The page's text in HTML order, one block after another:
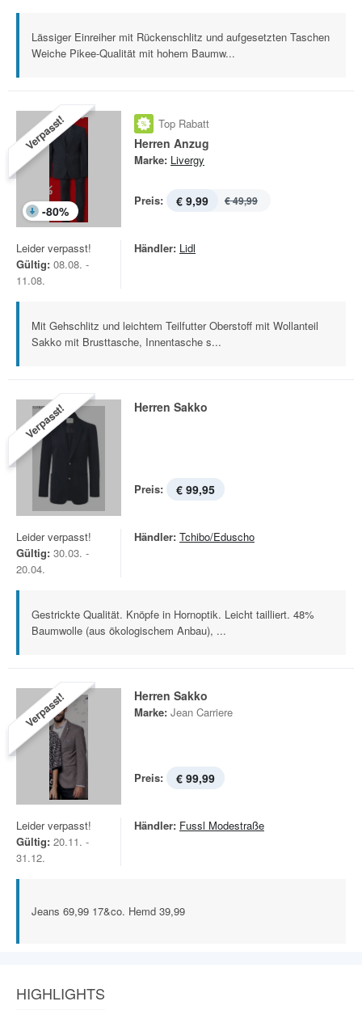
Lässiger Einreiher mit Rückenschlitz und aufgesetzten Taschen
Weiche Pikee-Qualität mit hohem Baumw...
Verpasst!
-80%
Top Rabatt
Herren Anzug
Marke: Livergy
Preis: € 9,99 € 49,99
Leider verpasst!
Gültig: 08.08. -
11.08.
Händler: Lidl
Mit Gehschlitz und leichtem Teilfutter Oberstoff mit Wollanteil
Sakko mit Brusttasche, Innentasche s...
Verpasst! Herren Sakko
Preis: € 99,95
Leider verpasst!
Gültig: 30.03. -
20.04.
Händler: Tchibo/Eduscho
Gestrickte Qualität. Knöpfe in Hornoptik. Leicht tailliert. 48%
Baumwolle (aus ökologischem Anbau), ...
Verpasst! Herren Sakko
Marke: Jean Carriere
Preis: € 99,99
Leider verpasst!
Gültig: 20.11. -
31.12.
Händler: Fussl Modestraße
Jeans 69,99 17&co. Hemd 39,99
HIGHLIGHTS